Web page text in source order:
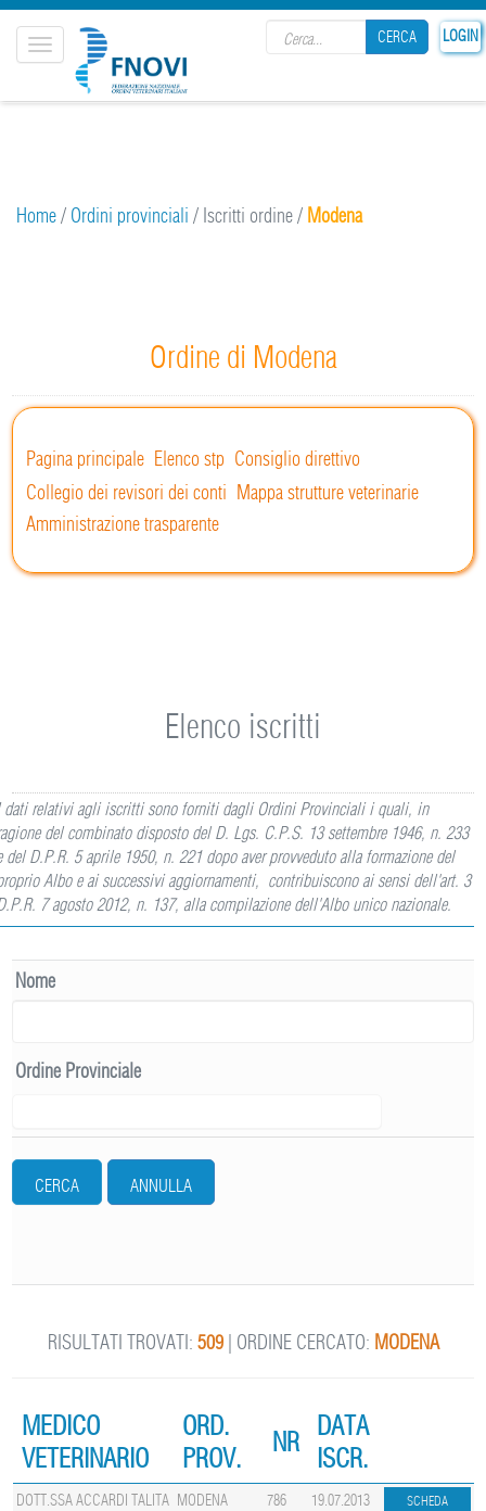
25
LOGIN
CERCA
Toggle
navigation
Home/ Ordini provinciali / Iscritti ordine/ Modena
Ordine di Modena
Pagina principale Elenco stp Consiglio direttivo
Collegio dei revisori dei conti Mappa strutture veterinarie
Amministrazione trasparente
Elenco iscritti
dati relativi agli iscritti sono forniti dagli Ordini Provinciali i quali, in
del combinato disposto del D. Lgs. C.P.S. 13 settembre 1946, n. 233
del D.P.R. 5 aprile 1950, n. 221 dopo aver provveduto alla formazione del
Albo e ai successivi aggiornamenti, contribuiscono ai sensi dell'art. 3
7 agosto 2012, n. 137, alla compilazione dell'Albo unico nazionale.
Nome
Ordine Provinciale
CERCA ANNULLA
RISULTATI TROVATI: 509| ORDINE CERCATO: MODENA
MEDICO
VETERINARIO
ORD.
PROV.
NR DATA
ISCR.
DOTT.SSA ACCARDI TALITA MODENA 786
19.07.2013